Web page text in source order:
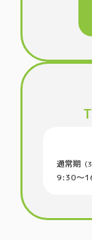
通常期
9:30〜